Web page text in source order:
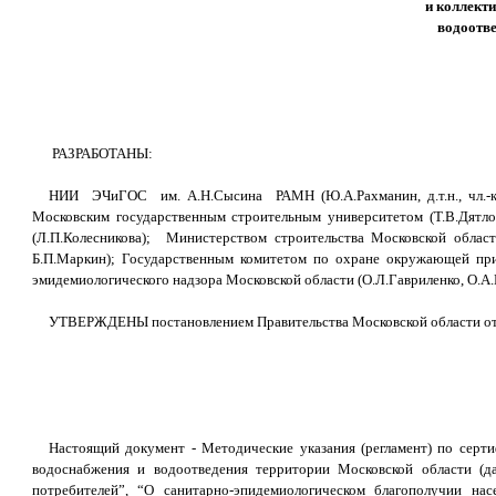
и
РАЗРАБОТАНЫ:
НИИ ЭЧиГОС им. А.Н.Сысина РАМН (Ю.А.Рахманин, д.т.н., чл.-
Московским государственным строительным университетом
(Л.П.Колесникова); Министерством строительства Московской
Б.П.Маркин); Государственным комитетом по охране окружающей
эмидемиологического надзора Московской области (О.Л.Гавриленко,
УТВЕРЖДЕНЫ постановлением Правительства Московской области
Настоящий документ - Методические указания (регламент) по
водоснабжения и водоотведения территории Московской области
потребителей”, “О санитарно-эпидемиологическом благополучии